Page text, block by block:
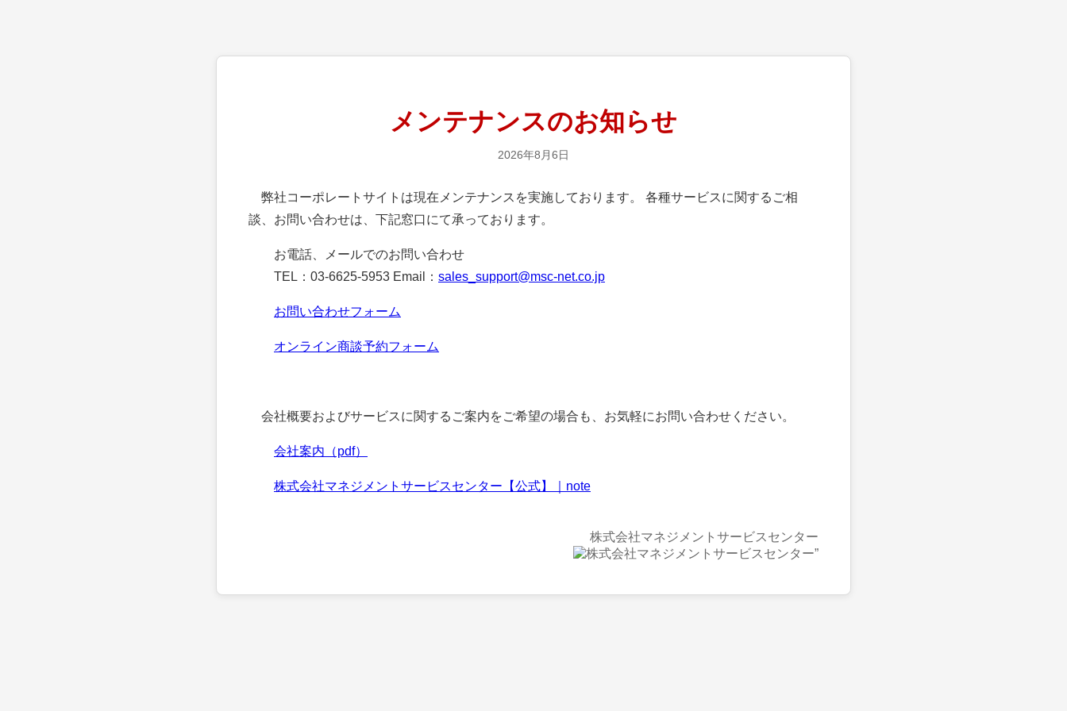
メンテナンスのお知らせ
2026年8月6日
弊社コーポレートサイトは現在メンテナンスを実施しております。 各種サービスに関するご相
談、お問い合わせは、下記窓口にて承っております。
お電話、メールでのお問い合わせ
TEL：03-6625-5953 Email： sales_support@msc-net.co.jp
お問い合わせフォーム
オンライン商談予約フォーム
会社概要およびサービスに関するご案内をご希望の場合も、お気軽にお問い合わせください。
会社案内（pdf）
株式会社マネジメントサービスセンター【公式】｜note
株式会社マネジメントサービスセンター